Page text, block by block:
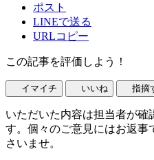
ポスト
LINEで送る
URLコピー
この記事を評価しよう！
イマイチ いいね 指摘
いただいた内容は担当者が確
す。個々のご意見にはお返事
さいませ。